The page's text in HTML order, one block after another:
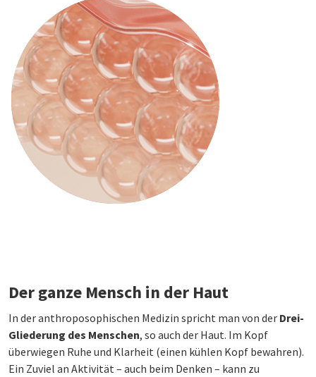
Der ganze Mensch in der Haut
In der anthroposophischen Medizin spricht man von der Drei-
Gliederung des Menschen, so auch der Haut. Im Kopf
überwiegen Ruhe und Klarheit (einen kühlen Kopf bewahren).
Ein Zuviel an Aktivität – auch beim Denken – kann zu